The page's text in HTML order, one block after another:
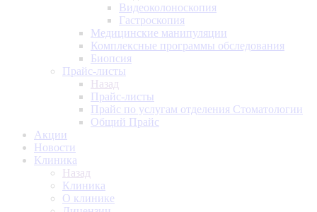
Видеоколоноскопия
Гастроскопия
Медицинские манипуляции
Комплексные программы обследования
Биопсия
Прайс-листы
Назад
Прайс-листы
Прайс по услугам отделения Стоматологии
Общий Прайс
Акции
Новости
Клиника
Назад
Клиника
О клинике